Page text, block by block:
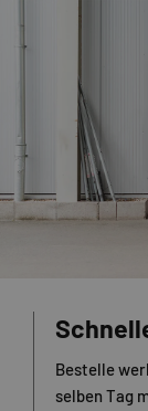
Bestelle
selben Tag